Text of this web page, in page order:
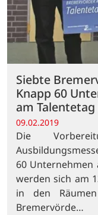
Siebte
Knapp 60
am Talentetag
09.02.2019
Die
60 Unternehmen
werden sich am
in den
Bremervörde…